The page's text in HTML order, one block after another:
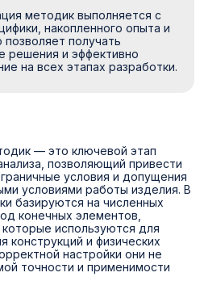
методик выполняется с
накопленного опыта и
позволяет получать
решения и эффективно
на всех этапах разработки.
— это ключевой этап
позволяющий привести
условия и допущения
условиями работы изделия. В
базируются на численных
конечных элементов,
используются для
конструкций и физических
настройки они не
точности и применимости